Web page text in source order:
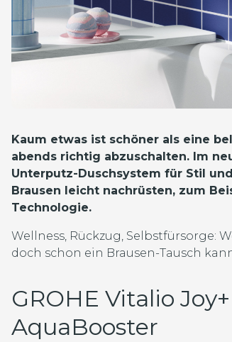
Kaum etwas ist schöner als eine
abends richtig abzuschalten. Im
Unterputz-Duschsystem für Stil
Brausen leicht nachrüsten, zum
Technologie.
Wellness, Rückzug, Selbstfürsorge:
doch schon ein Brausen-Tausch
GROHE Vitalio
AquaBooster